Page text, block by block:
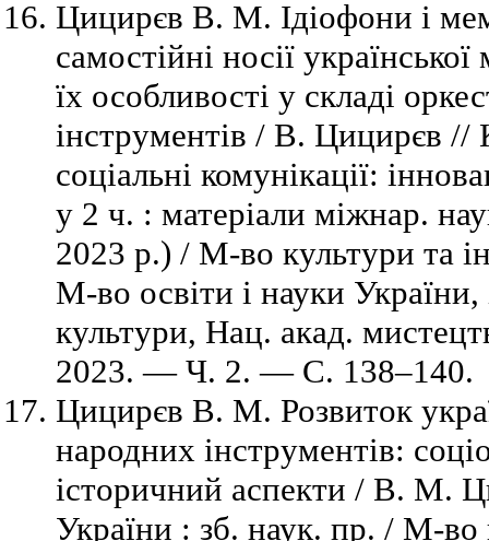
Цицирєв В. М. Ідіофони і
самостійні носії
їх особливості у складі
інструментів / В. Цицирєв //
соціальні комунікації:
у 2 ч. : матеріали міжнар.
2023 р.) / М-во культури та
М-во освіти і науки
культури, Нац. акад.
2023. — Ч. 2. — С. 138–140.
Цицирєв В. М. Розвиток
народних інструментів:
історичний аспекти / В. М.
України : зб. наук. пр. / М-во